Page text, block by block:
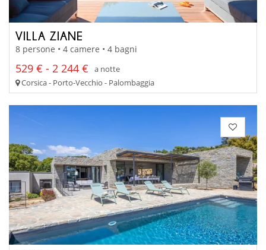
VILLA ZIANE
8 persone • 4 camere • 4 bagni
529 € - 2 244 €
a notte
Corsica - Porto-Vecchio - Palombaggia